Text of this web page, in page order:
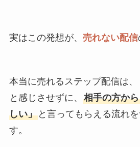
実はこの発想が、 売れない配信
本当に売れるステップ配信は、
と感じさせずに、 相手の方か
しい」と言ってもらえる流れ
す。